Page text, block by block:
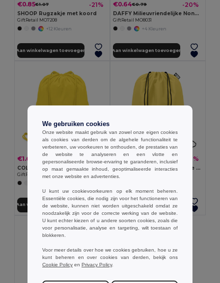
€0.85€1.07 -21%
SHOOP Rugzakje met koord
GiftRetail MO7208
+12 Kleuren
Aan winkelwagen toevoegen
€0.64€0.79 -20%
DAFFY Milieuvriendelijke Nonwoven Trekkoordtas 80gr
GiftRetail MO8031
+4 Kleuren
Aan winkelwagen toevoegen
€1.63 -4%
COLORED Katoenen rugzak
GiftRetail MO8484
Aan winkelwagen toevoegen
€1.07 -18%
SHOOPPET Milieuvriendelijke RPET Rugzak met Trekkoord
GiftRetail MO9440
Aan winkelwagen toevoegen
We gebruiken cookies
Onze website maakt gebruik van zowel onze eigen cookies
als cookies van derden om de algehele functionaliteit te
verbeteren, uw voorkeuren te onthouden, de prestaties van
de website te analyseren en een vlotte en
gepersonaliseerde browse-ervaring te garanderen, inclusief
op maat gemaakte inhoud, geoptimaliseerde interacties
met onze website en advertenties.
U kunt uw cookievoorkeuren op elk moment beheren.
Essentiële cookies, die nodig zijn voor het functioneren van
de website, kunnen niet worden uitgeschakeld omdat ze
noodzakelijk zijn voor de correcte werking van de website.
U kunt echter kiezen of u andere soorten cookies, zoals die
voor personalisatie, analyse en targeting, wilt toestaan of
blokkeren.
Voor meer details over hoe we cookies gebruiken, hoe u ze
kunt beheren en over cookies van derden, bekijk ons
Cookie Policy en Privacy Policy.